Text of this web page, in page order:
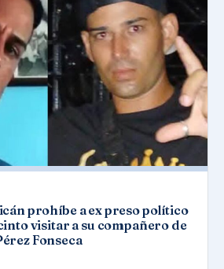
prohíbe a ex preso político
visitar a su compañero de
Fonseca